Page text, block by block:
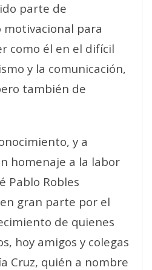
parte de
para
como él en el difícil
y la comunicación,
también de
y a
homenaje a la labor
Pablo Robles
gran parte por el
de quienes
hoy amigos y colegas
Cruz, quién a nombre